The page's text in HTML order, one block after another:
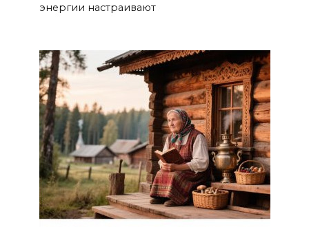
энергии настраивают